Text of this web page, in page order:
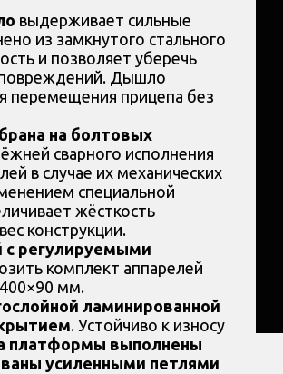
выдерживает сильные
из замкнутого стального
и позволяет уберечь
Дышло
перемещения прицепа без
на болтовых
сварного исполнения
в случае их механических
специальной
жёсткость
конструкции.
с регулируемыми
комплект аппарелей
мм.
ламинированной
. Устойчиво к износу
платформы выполнены
усиленными петлями